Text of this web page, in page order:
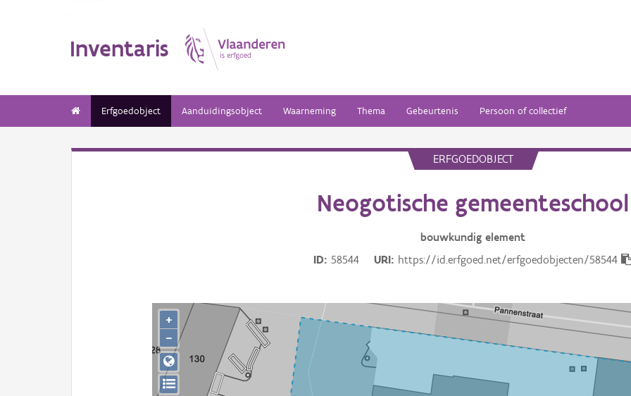
Inventaris
Erfgoedobject Aanduidingsobject Waarneming Thema Gebeurtenis Persoon of collectief
ERFGOEDOBJECT
Neogotische gemeenteschool
bouwkundig element
ID
58544 URI https://id.erfgoed.net/erfgoedobjecten/58544
+
−